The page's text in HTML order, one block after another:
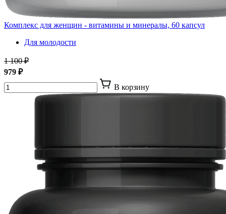
Комплекс для женщин - витамины и минералы, 60 капсул
Для молодости
1 100 ₽
979 ₽
В корзину